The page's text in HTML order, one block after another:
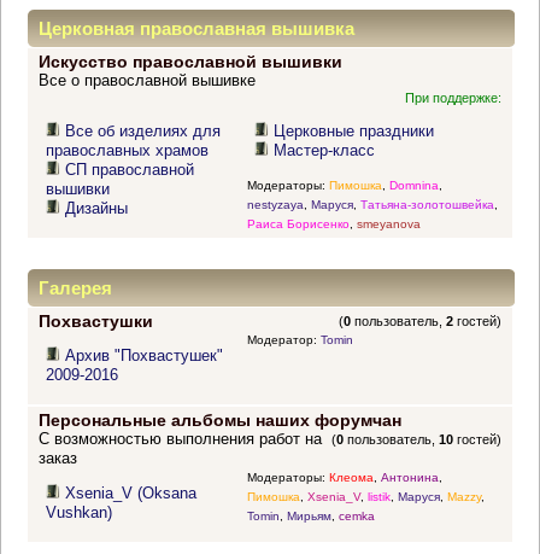
Церковная православная вышивка
Искусство православной вышивки
Все о православной вышивке
При поддержке:
Все об изделиях для
православных храмов
СП православной
вышивки
Дизайны
Церковные праздники
Мастер-класс
Модераторы: Пимошка Domnina
nestyzaya
Маруся, Татьяна-золотошвейка
Раиса Борисенко, smeyanova
Галерея
Похвастушки (0 пользователь,2 гостей)
Архив "Похвастушек"
2009-2016
Модератор: Tomin
Персональные альбомы наших форумчан
(0 пользователь,10 гостей)
С возможностью выполнения работ на
заказ
Xsenia_V (Oksana
Vushkan)
Модераторы: Клеома, Антонина,
Пимошка, Xsenia_V, listik, Маруся, Mazzy,
Tomin, Мирьям, cemka